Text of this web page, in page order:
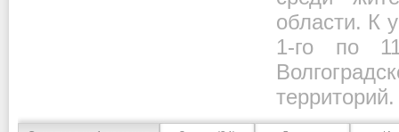
области. К
1-го по
территорий.